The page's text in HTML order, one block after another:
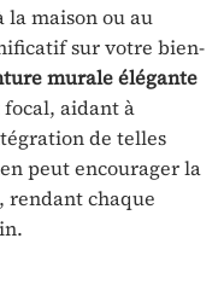
la maison ou au
sur votre bien-
murale élégante
aidant à
de telles
peut encourager la
rendant chaque